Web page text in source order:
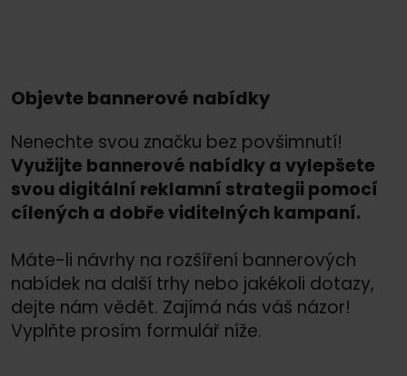
Objevte bannerové nabídky
Nenechte svou značku bez povšimnutí!
Využijte bannerové nabídky a vylepšete
svou digitální reklamní strategii pomocí
cílených a dobře viditelných kampaní.
Máte-li návrhy na rozšíření bannerových
nabídek na další trhy nebo jakékoli dotazy,
dejte nám vědět. Zajímá nás váš názor!
Vyplňte prosím formulář níže.